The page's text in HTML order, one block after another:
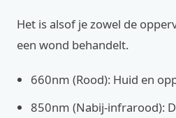
Het is alsof je zowel de
een wond behandelt.
660nm (Rood): Huid en
850nm (Nabij-infrarood):